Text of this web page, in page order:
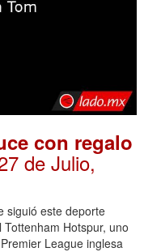
con regalo
de Julio,
siguió este deporte
Hotspur, uno
League inglesa